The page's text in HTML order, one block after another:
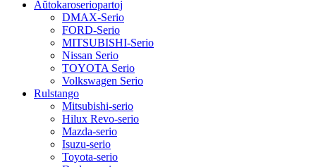
Aŭtokaroseriopartoj
DMAX-Serio
FORD-Serio
MITSUBISHI-Serio
Nissan Serio
TOYOTA Serio
Volkswagen Serio
Rulstango
Mitsubishi-serio
Hilux Revo-serio
Mazda-serio
Isuzu-serio
Toyota-serio